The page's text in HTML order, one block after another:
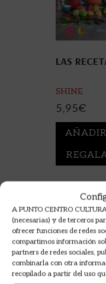
A PUNTO CENTRO
(necesarias) y de terceros
ofrecer funciones de redes
compartimos información
partners de redes sociales,
combinarla con otra
recopilado a partir del uso
LAS
SHINE
5,95€